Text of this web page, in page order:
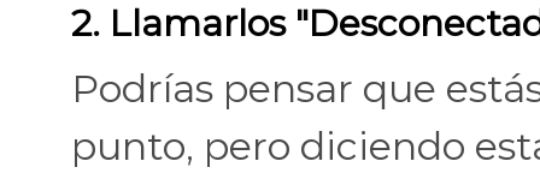
2. Llamarlos
Podrías pensar que
punto, pero diciendo